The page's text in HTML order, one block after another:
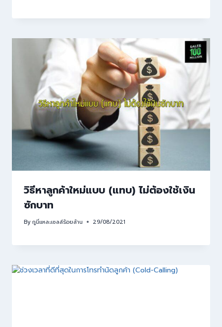
วิธีหาลูกค้าใหม่แบบ (แทบ) ไม่ต้องใช้เงิน
ซักบาท
Byกูนี่แหละเซลล์ร้อยล้าน 29/08/2021